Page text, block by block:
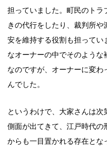
担っていました。町民のト
きの代行をしたり、裁判所
安を維持する役割も担ってい
なオーナーの中でそのような
なのですが、オーナーに変わ
んでした。
というわけで、大家さんは
側面が出てきて、江戸時代の
からも一目置かれる存在とな